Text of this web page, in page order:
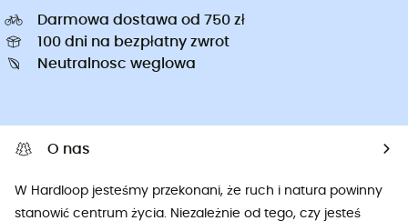
Darmowa dostawa od 750 zł
100 dni na bezpłatny zwrot
Neutralnosc weglowa
O nas
W Hardloop jesteśmy przekonani, że ruch i natura powinny
stanowić centrum życia. Niezależnie od tego, czy jesteś